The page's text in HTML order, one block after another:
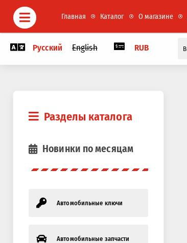
Главная Каталог О магазине
Русский English RUB
Разделы каталога
Новинки по месяцам
Автомобильные ключи
Автомобильные запчасти